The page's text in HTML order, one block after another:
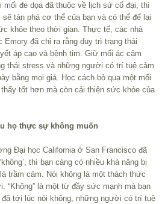
đe dọa đã thuộc về lịch sử cổ đại, thì
tàn phá cơ thể của bạn và có thể để lại
khỏe theo thời gian. Thực tế, các nhà
đã chỉ ra rằng duy trì trạng thái
áp cao và bệnh tim. Giữ mối ác cảm
thái stress và những người có trí tuệ cảm
bằng mọi giá. Học cách bỏ qua một mối
tốt hơn mà còn cải thiện sức khỏe của
họ thực sự không muốn
Đại học California ở San Francisco đã
thì bạn càng có nhiều khả năng bị
trầm cảm. Nói không là một thách thức
“Không” là một từ đầy sức mạnh mà bạn
đã tới lúc nói không, những người có trí tuệ